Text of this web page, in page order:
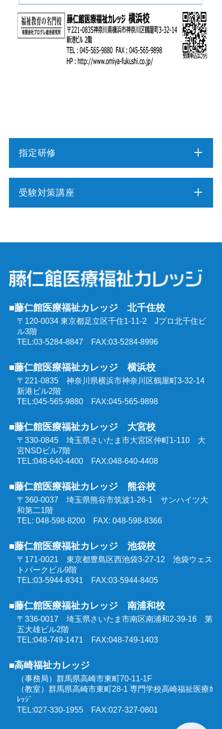
指定研修
介護予防運動指導員養成講座
行動援護従業者養成研修
強度行動障害支援者養成研修
同行援護従業者養成研修
喀痰吸引等研修
医療的ケア教員講習会
埼玉県委託 公共職業訓練
群馬県委託 公共職業訓練
東京都委託 公共職業訓練
受験対策講座
社会福祉士受験対策講座（通学コース）
精神保健福祉士受験対策講座（通学コース）
介護福祉士受験対策講座（オンラインコース）
ケアマネジャー受験対策講座（オンラインコース）
社会福祉士受験対策講座（オンラインコース）
精神保健福祉士受験対策講座（オンラインコース）
■藤仁館医療福祉カレッジ 北千住校
〒120-0034 東京都足立区千住1-11-2 Jプロ北千住ビ
ル3階
TEL:03-5284-8847 FAX:03-5284-8996
■藤仁館医療福祉カレッジ 横浜校
〒221-0835 神奈川県横浜市神奈川区鶴屋町3-32-14
新港ビル2階
TEL:045-565-9880 FAX:045-565-9898
■藤仁館医療福祉カレッジ 大宮校
〒330-0845 埼玉県さいたま市大宮区仲町1-110 大
宮NSDビル7階
TEL:048-640-4400 FAX:048-640-4408
■藤仁館医療福祉カレッジ 熊谷校
〒360-0037 埼玉県熊谷市筑波1-26-1 サンハイツ大
和第二1階
TEL: 048-598-8200 FAX: 048-598-8366
■藤仁館医療福祉カレッジ 池袋校
〒171-0021 東京都豊島区西池袋3-27-12 池袋ウェス
トパークビル9階
TEL:03-5944-8341 FAX:03-5944-8405
■藤仁館医療福祉カレッジ 南浦和校
〒336-0017 埼玉県さいたま市南区南浦和2-39-16 第
五大雄ビル2階
TEL:048-749-1471 FAX:048-749-1403
■高崎福祉カレッジ
（事務局）群馬県高崎市東町70-11-1F
（教室）群馬県高崎市東町28-1 専門学校高崎福祉医療ｶ
ﾚｯｼﾞ
TEL:027-330-1955 FAX:027-327-0801